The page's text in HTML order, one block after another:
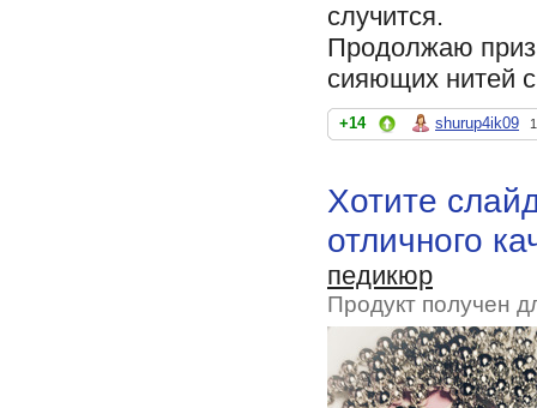
случится.
Продолжаю
сияющих нитей
+14 shurup4ik09
Хотите
отличного
педикюр
Продукт получен